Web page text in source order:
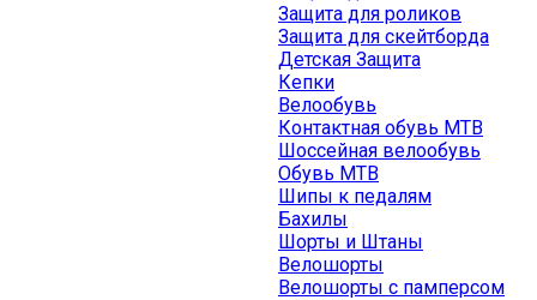
Защита для роликов
Защита для скейтборда
Детская Защита
Кепки
Велообувь
Контактная обувь MTB
Шоссейная велообувь
Обувь MTB
Шипы к педалям
Бахилы
Шорты и Штаны
Велошорты
Велошорты с памперсом